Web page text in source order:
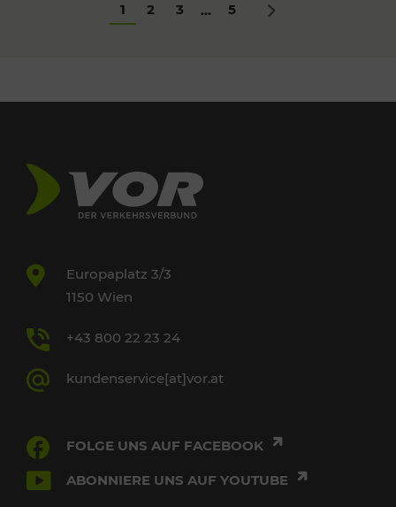
1 2 3 ... 5 Nächstes
Europaplatz 3/3
1150 Wien
+43 800 22 23 24
kundenservice[at]vor.at
FOLGE UNS AUF FACEBOOK
ABONNIERE UNS AUF YOUTUBE